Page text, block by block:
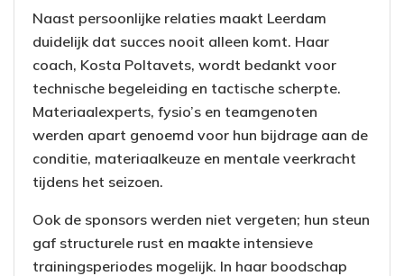
Naast persoonlijke relaties maakt Leerdam
duidelijk dat succes nooit alleen komt. Haar
coach, Kosta Poltavets, wordt bedankt voor
technische begeleiding en tactische scherpte.
Materiaalexperts, fysio’s en teamgenoten
werden apart genoemd voor hun bijdrage aan de
conditie, materiaalkeuze en mentale veerkracht
tijdens het seizoen.
Ook de sponsors werden niet vergeten; hun steun
gaf structurele rust en maakte intensieve
trainingsperiodes mogelijk. In haar boodschap